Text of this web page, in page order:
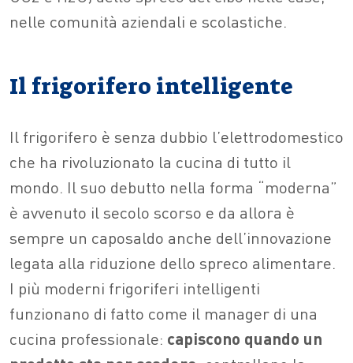
nelle comunità aziendali e scolastiche.
Il frigorifero intelligente
Il frigorifero è senza dubbio l’elettrodomestico
che ha rivoluzionato la cucina di tutto il
mondo. Il suo debutto nella forma “moderna”
è avvenuto il secolo scorso e da allora è
sempre un caposaldo anche dell’innovazione
legata alla riduzione dello spreco alimentare.
I più moderni frigoriferi intelligenti
funzionano di fatto come il manager di una
cucina professionale: capiscono quando un